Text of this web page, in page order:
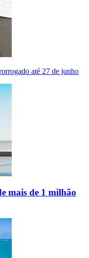
até 27 de junho
mais de 1 milhão